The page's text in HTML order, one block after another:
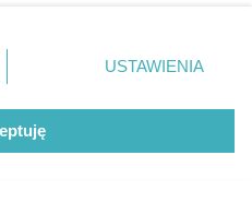
ale nadrobili to
Dawida Konarskiego,
ustawień prywatności
rogu strony
. Niektóre
sprzeciwić się takiemu
miały zastosowania tylko
USTAWIENIA